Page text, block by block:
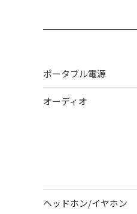
ポータブル電源
オーディオ
ヘッドホン/イヤホン